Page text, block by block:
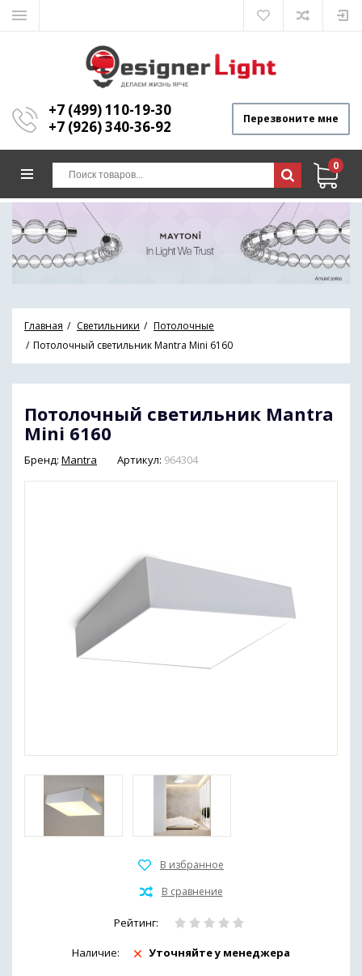
+7 (499) 110-19-30
+7 (926) 340-36-92
Перезвоните мне
0
Главная Светильники
Потолочные
Потолочный светильник Mantra Mini 6160
Потолочный светильник Mantra
Mini 6160
Бренд: Mantra Артикул: 964304
Рейтинг:
Наличие: Уточняйте у менеджера